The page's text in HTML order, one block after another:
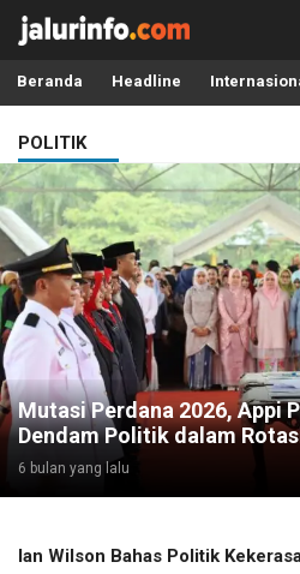
Info Terbaru, Berita Terkini Hari
Terkini, Akurat dan Terpercaya
Beranda Headline
POLITIK
Mutasi Perdana 2026, Appi
Dendam Politik dalam
6 bulan yang lalu
Ian Wilson Bahas Politik